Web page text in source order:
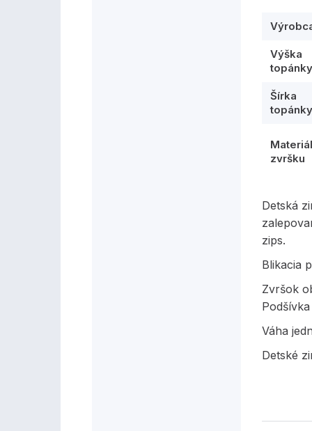
Výška
Šírka
zvršku
Detská
zips.
Blikacia
Zvršok
Váha
Detské